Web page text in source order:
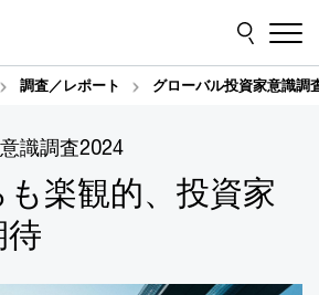
調査／レポート グローバル投資家意識調
識調査2024
楽観的、投資家
待